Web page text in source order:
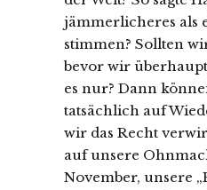
jämmerlicheres als
stimmen? Sollten
bevor wir
es nur? Dann
tatsächlich auf
wir das Recht
auf unsere
November, unsere